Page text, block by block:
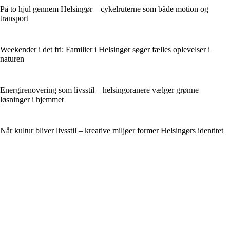
På to hjul gennem Helsingør – cykelruterne som både motion og
transport
Weekender i det fri: Familier i Helsingør søger fælles oplevelser i
naturen
Energirenovering som livsstil – helsingoranere vælger grønne
løsninger i hjemmet
Når kultur bliver livsstil – kreative miljøer former Helsingørs identitet